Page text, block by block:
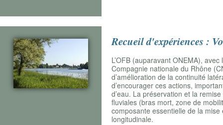
Recueil d'expériences :
L’OFB (auparavant ONEMA),
Compagnie nationale du Rhône
d’amélioration de la continuité
d’encourager ces actions,
d’eau. La préservation et la
fluviales (bras mort, zone de
composante essentielle de la
longitudinale.